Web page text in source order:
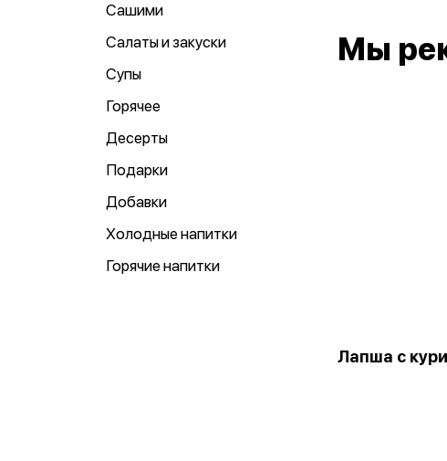
Сашими
Салаты и закуски
Супы
Горячее
Десерты
Подарки
Добавки
Холодные напитки
Горячие напитки
Мы
Лапша с